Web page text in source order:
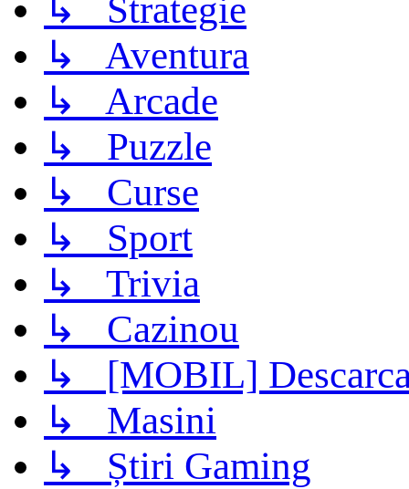
↳ Strategie
↳ Aventura
↳ Arcade
↳ Puzzle
↳ Curse
↳ Sport
↳ Trivia
↳ Cazinou
↳ [MOBIL]
↳ Masini
↳ Știri Gaming